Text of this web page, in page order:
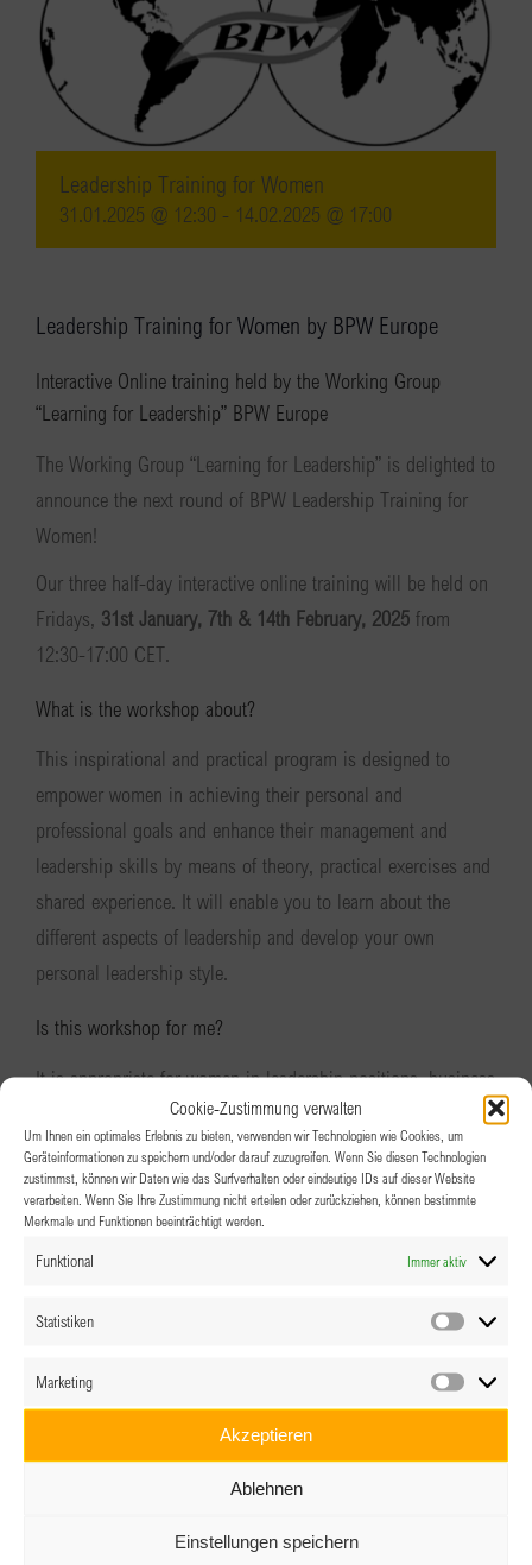
Cookie-Zustimmung verwalten
Um Ihnen ein optimales Erlebnis zu bieten, verwenden wir Technologien wie Cookies, um
Geräteinformationen zu speichern und/oder darauf zuzugreifen. Wenn Sie diesen Technologien
zustimmst, können wir Daten wie das Surfverhalten oder eindeutige IDs auf dieser Website
verarbeiten. Wenn Sie Ihre Zustimmung nicht erteilen oder zurückziehen, können bestimmte
Merkmale und Funktionen beeinträchtigt werden.
Funktional Immer aktiv
Statistiken
Marketing
Akzeptieren
Ablehnen
Einstellungen speichern
Leadership Training for Women
31.01.2025 @ 12:30 - 14.02.2025 @ 17:00
Leadership Training for Women by BPW Europe
Interactive Online training held by the Working Group
“Learning for Leadership” BPW Europe
The Working Group “Learning for Leadership” is delighted to
announce the next round of BPW Leadership Training for
Women!
Our three half-day interactive online training will be held on
Fridays, 31st January, 7th & 14th February, 2025 from
12:30-17:00 CET.
What is the workshop about?
This inspirational and practical program is designed to
empower women in achieving their personal and
professional goals and enhance their management and
leadership skills by means of theory, practical exercises and
shared experience. It will enable you to learn about the
different aspects of leadership and develop your own
personal leadership style.
Is this workshop for me?
It is appropriate for women in leadership positions, business
owners, entrepreneurs, start-uppers and ambitious women
who are ready to take the next step in their professional
career.
More details on the program content can be found
onwww.bpw-lll.weebly.com
To register click here.
Best regards,
Anu Viks, Conny Montague, Ann Wood, Petya Barraud